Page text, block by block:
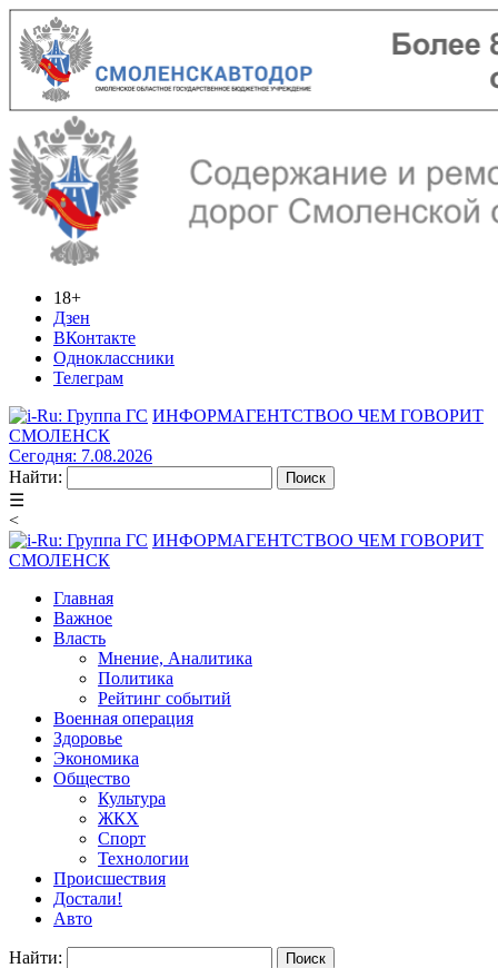
18+
Дзен
ВКонтакте
Одноклассники
Телеграм
ИНФОРМАГЕНТСТВОО ЧЕМ ГОВОРИТ
СМОЛЕНСК
Сегодня: 7.08.2026
Найти:
☰
<
ИНФОРМАГЕНТСТВОО ЧЕМ ГОВОРИТ
СМОЛЕНСК
Главная
Важное
Власть
Мнение, Аналитика
Политика
Рейтинг событий
Военная операция
Здоровье
Экономика
Общество
Культура
ЖКХ
Спорт
Технологии
Происшествия
Достали!
Авто
Найти: